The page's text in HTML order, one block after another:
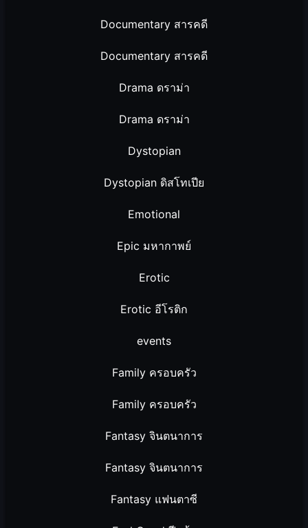
Documentary สารคดี
Documentary สารคดี
Drama ดราม่า
Drama ดราม่า
Dystopian
Dystopian ดิสโทเปีย
Emotional
Epic มหากาพย์
Erotic
Erotic อีโรติก
events
Family ครอบครัว
Family ครอบครัว
Fantasy จินตนาการ
Fantasy จินตนาการ
Fantasy แฟนตาซี